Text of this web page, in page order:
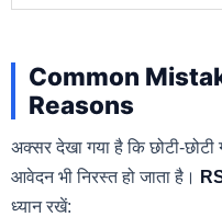
Common
Reasons
अक्सर देखा गया है कि छोटी-छोटी
आवेदन भी निरस्त हो जाता है।
ध्यान रखें: